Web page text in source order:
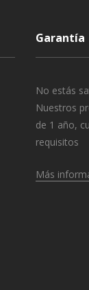
Garantía
No estás
Nuestros
de 1 año,
requisitos
Más